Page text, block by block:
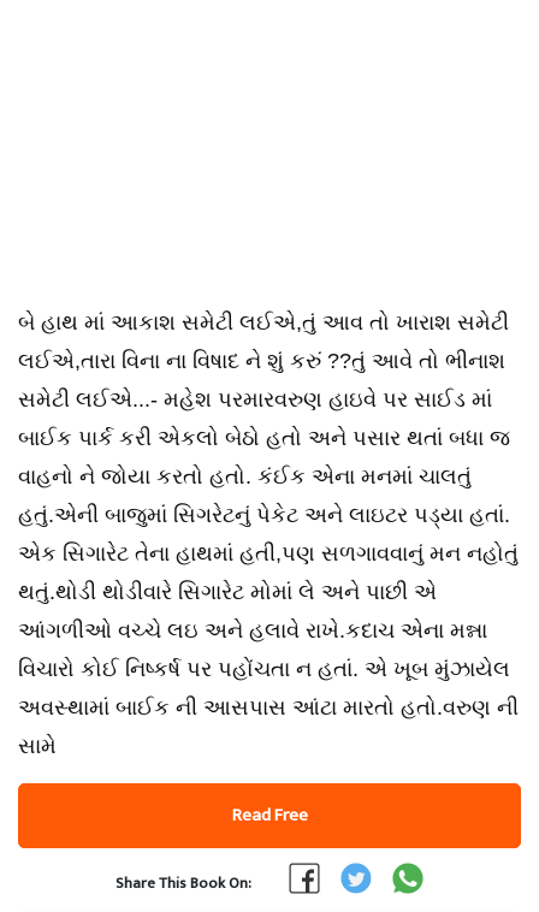
બે હાથ માં આકાશ સમેટી લઈએ,તું આવ તો ખારાશ સમેટી
લઈએ,તારા વિના ના વિષાદ ને શું કરું ??તું આવે તો ભીનાશ
સમેટી લઈએ...- મહેશ પરમારવરુણ હાઇવે પર સાઈડ માં
બાઈક પાર્ક કરી એકલો બેઠો હતો અને પસાર થતાં બધા જ
વાહનો ને જોયા કરતો હતો. કંઈક એના મનમાં ચાલતું
હતું.એની બાજુમાં સિગરેટનું પેકેટ અને લાઇટર પડ્યા હતાં.
એક સિગારેટ તેના હાથમાં હતી,પણ સળગાવવાનું મન નહોતું
થતું.થોડી થોડીવારે સિગારેટ મોમાં લે અને પાછી એ
આંગળીઓ વચ્ચે લઇ અને હલાવે રાખે.કદાચ એના મન્ના
વિચારો કોઈ નિષ્કર્ષ પર પહોંચતા ન હતાં. એ ખૂબ મુંઝાયેલ
અવસ્થામાં બાઈક ની આસપાસ આંટા મારતો હતો.વરુણ ની
સામે
Read Free
Share This Book On: